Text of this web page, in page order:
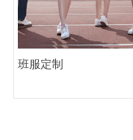
班服定制